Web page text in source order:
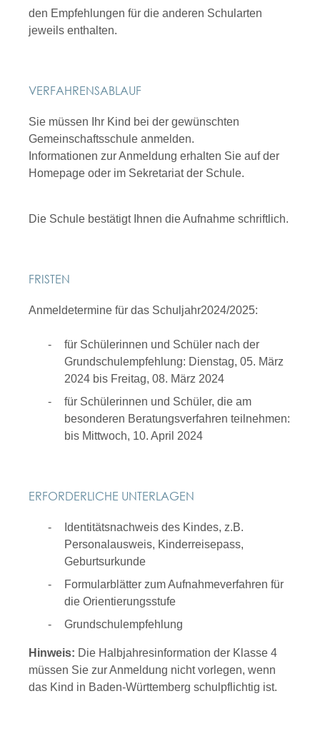
den Empfehlungen für die anderen Schularten
jeweils enthalten.
VERFAHRENSABLAUF
Sie müssen Ihr Kind bei der gewünschten
Gemeinschaftsschule anmelden.
Informationen zur Anmeldung erhalten Sie auf der
Homepage oder im Sekretariat der Schule.
Die Schule bestätigt Ihnen die Aufnahme schriftlich.
FRISTEN
Anmeldetermine für das Schuljahr2024/2025:
für Schülerinnen und Schüler nach der
Grundschulempfehlung: Dienstag, 05. März
2024 bis Freitag, 08. März 2024
für Schülerinnen und Schüler, die am
besonderen Beratungsverfahren teilnehmen:
bis Mittwoch, 10. April 2024
ERFORDERLICHE UNTERLAGEN
Identitätsnachweis des Kindes, z.B.
Personalausweis, Kinderreisepass,
Geburtsurkunde
Formularblätter zum Aufnahmeverfahren für
die Orientierungsstufe
Grundschulempfehlung
Hinweis: Die Halbjahresinformation der Klasse 4
müssen Sie zur Anmeldung nicht vorlegen, wenn
das Kind in Baden-Württemberg schulpflichtig ist.